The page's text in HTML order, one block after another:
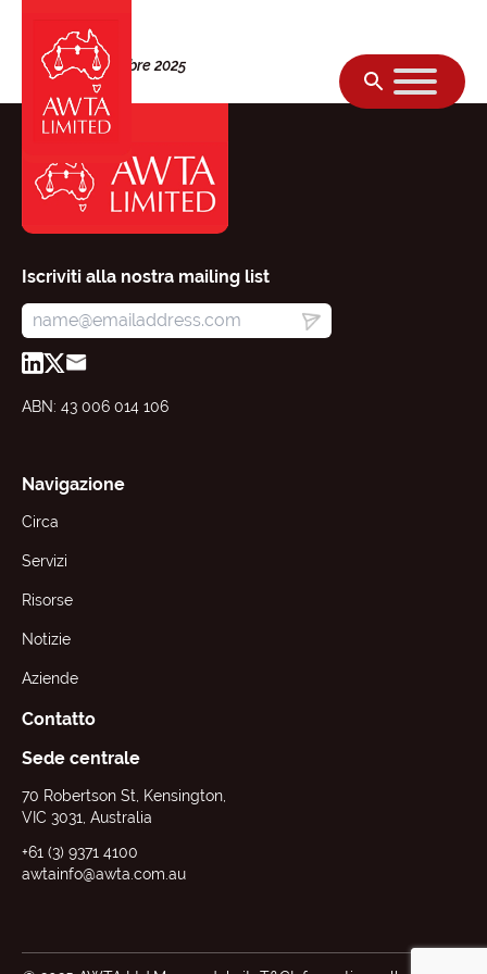
Vai al contenuto
Giovedì, 02 ottobre 2025
Iscriviti alla nostra mailing list
ABN: 43 006 014 106
Navigazione
Circa
Servizi
Risorse
Notizie
Aziende
Contatto
Sede centrale
70 Robertson St, Kensington,
VIC 3031, Australia
+61 (3) 9371 4100
awtainfo@awta.com.au